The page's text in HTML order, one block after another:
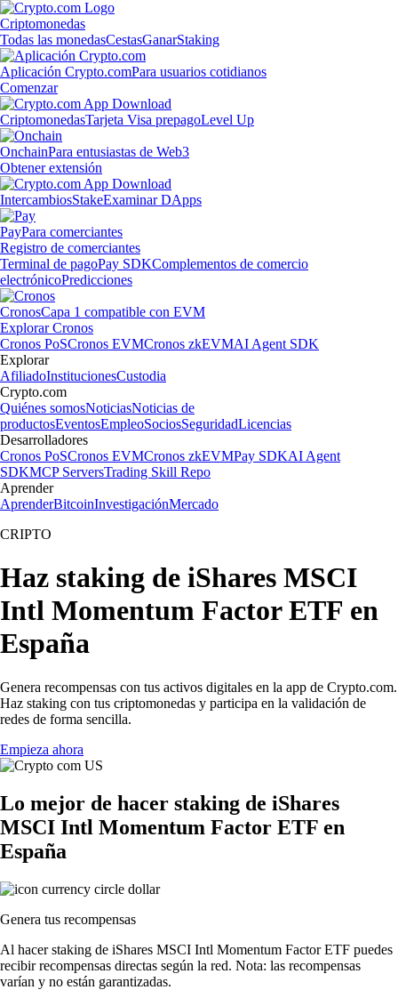
Criptomonedas
Todas las monedasCestasGanarStaking
Aplicación Crypto.comPara usuarios cotidianos
Comenzar
CriptomonedasTarjeta Visa prepagoLevel Up
OnchainPara entusiastas de Web3
Obtener extensión
IntercambiosStakeExaminar DApps
PayPara comerciantes
Registro de comerciantes
Terminal de pagoPay SDKComplementos de comercio
electrónicoPredicciones
CronosCapa 1 compatible con EVM
Explorar Cronos
Cronos PoSCronos EVMCronos zkEVMAI Agent SDK
Explorar
AfiliadoInstitucionesCustodia
Crypto.com
Quiénes somosNoticiasNoticias de
productosEventosEmpleoSociosSeguridadLicencias
Desarrolladores
Cronos PoSCronos EVMCronos zkEVMPay SDKAI Agent
SDKMCP ServersTrading Skill Repo
Aprender
AprenderBitcoinInvestigaciónMercado
CRIPTO
Haz staking de iShares MSCI
Intl Momentum Factor ETF en
España
Genera recompensas con tus activos digitales en la app de Crypto.com.
Haz staking con tus criptomonedas y participa en la validación de
redes de forma sencilla.
Empieza ahora
Lo mejor de hacer staking de iShares
MSCI Intl Momentum Factor ETF en
España
Genera tus recompensas
Al hacer staking de iShares MSCI Intl Momentum Factor ETF puedes
recibir recompensas directas según la red. Nota: las recompensas
varían y no están garantizadas.